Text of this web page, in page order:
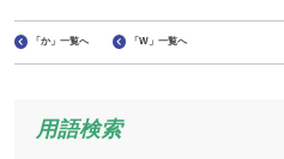
「か」一覧へ 「W」一覧へ
用語検索